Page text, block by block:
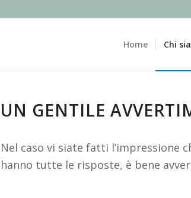
Home Chi
UN GENTILE
Nel caso vi siate fatti l’impressione
hanno tutte le risposte, è bene